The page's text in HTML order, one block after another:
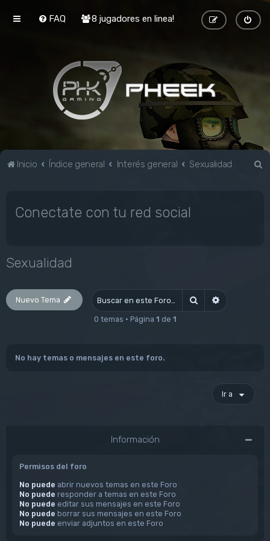
FAQ 8 jugadores en linea!
Inicio Índice general Interés general Sexualidad
Conectate con tu red social
Sexualidad
Nuevo Tema Buscar Búsqueda
0 temas • Página 1 de 1
No hay temas o mensajes en este foro.
Ir a
Información
Permisos del foro
No puede abrir nuevos temas en este Foro
No puede responder a temas en este Foro
No puede editar sus mensajes en este Foro
No puede borrar sus mensajes en este Foro
No puede enviar adjuntos en este Foro